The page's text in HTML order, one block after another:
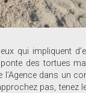
qui impliquent
ponte des tortues
dans un
pas, tenez